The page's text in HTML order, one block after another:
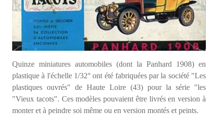
Quinze miniatures automobiles (dont la Panhard 1908) en
plastique à l'échelle 1/32° ont été fabriquées par la société "Les
plastiques ouvrés" de Haute Loire (43) pour la série "les
"Vieux tacots". Ces modèles pouvaient être livrés en version à
monter et à peindre soi même ou en version montés et peints.